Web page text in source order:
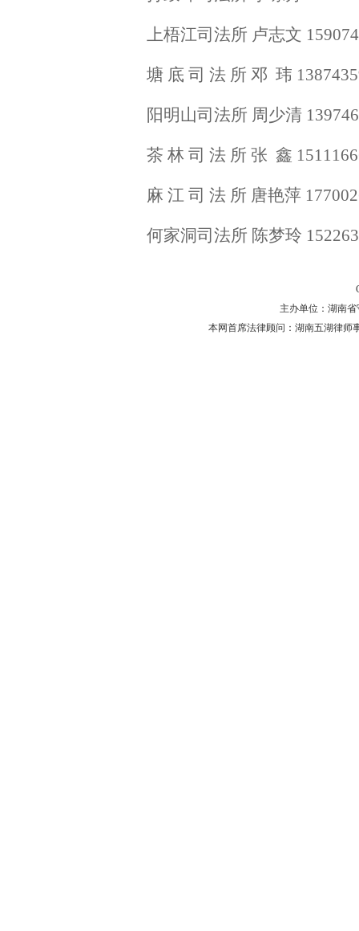
上梧江司法所 卢志文
塘 底 司 法 所 邓 玮
阳明山司法所 周少清
茶 林 司 法 所 张 鑫
麻 江 司 法 所 唐艳萍
何家洞司法所 陈梦玲
主办单位：湖南省
本网首席法律顾问：湖南五湖律师